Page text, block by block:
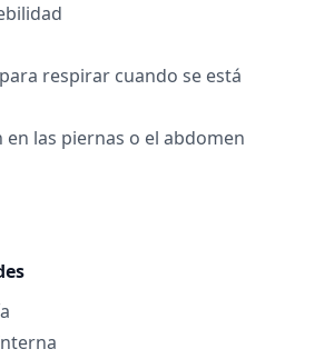
respirar cuando se está
en las piernas o el abdomen